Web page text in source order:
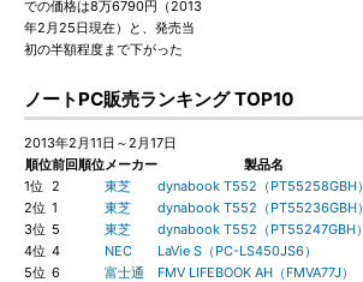
での価格は8万6790円（2013
年2月25日現在）と、発売当
初の半額程度まで下がった
ノートPC販売ランキング TOP10
2013年2月11日～2月17日
順位前回順位メーカー
製品名
1位 2 東芝
dynabook T552（PT55258GBH）
2位 1 東芝
dynabook T552（PT55236GBH）
3位 5 東芝
dynabook T552（PT55247GBH）
4位 4 NEC
LaVie S（PC-LS450JS6）
5位 6 富士通
FMV LIFEBOOK AH（FMVA77J）